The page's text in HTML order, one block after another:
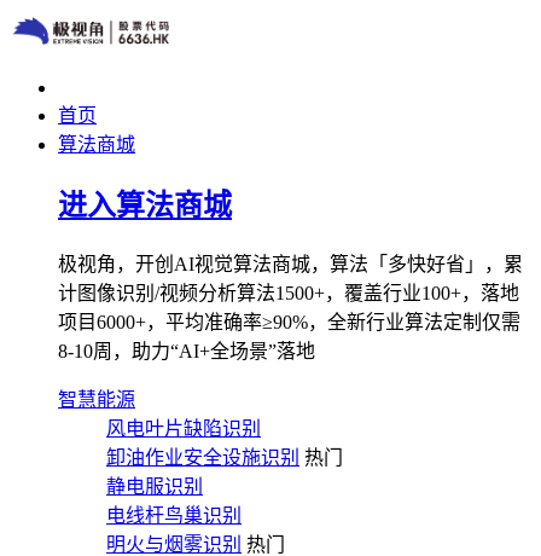
首页
算法商城
进入算法商城
极视角，开创AI视觉算法商城，算法「多快好省」，累
计图像识别/视频分析算法1500+，覆盖行业100+，落地
项目6000+，平均准确率≥90%，全新行业算法定制仅需
8-10周，助力“AI+全场景”落地
智慧能源
风电叶片缺陷识别
卸油作业安全设施识别 热门
静电服识别
电线杆鸟巢识别
明火与烟雾识别 热门